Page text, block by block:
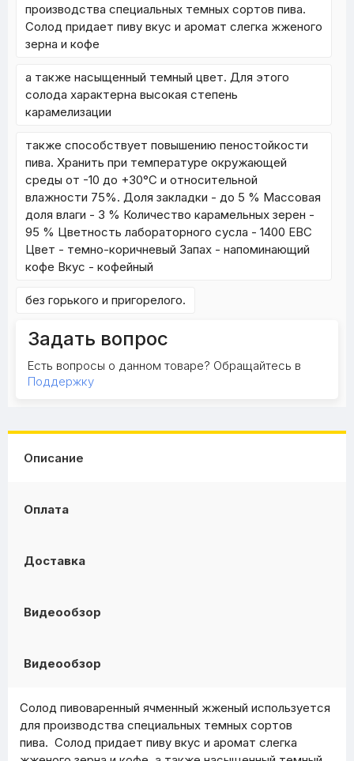
производства специальных темных сортов пива.
Солод придает пиву вкус и аромат слегка жженого
зерна и кофе
а также насыщенный темный цвет. Для этого
солода характерна высокая степень
карамелизации
также способствует повышению пеностойкости
пива. Хранить при температуре окружающей
среды от -10 до +30°С и относительной
влажности 75%. Доля закладки - до 5 % Массовая
доля влаги - 3 % Количество карамельных зерен -
95 % Цветность лабораторного сусла - 1400 EBC
Цвет - темно-коричневый Запах - напоминающий
кофе Вкус - кофейный
без горького и пригорелого.
Задать вопрос
Есть вопросы о данном товаре? Обращайтесь в
Поддержку
Описание
Оплата
Доставка
Видеообзор
Видеообзор
Солод пивоваренный ячменный жженый используется
для производства специальных темных сортов
пива. Солод придает пиву вкус и аромат слегка